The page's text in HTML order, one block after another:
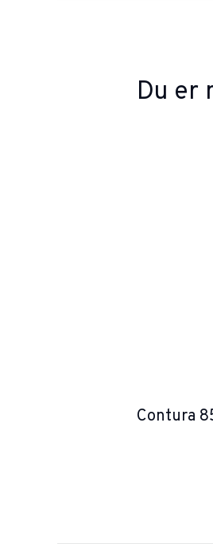
Du er
Contura